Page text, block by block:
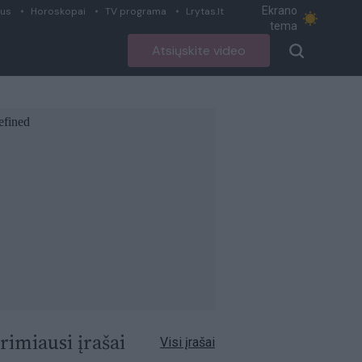
Horoskopai TV programa Lrytas.lt
Ekrano
tema
Atsiųskite video
įrašai Visi įrašai